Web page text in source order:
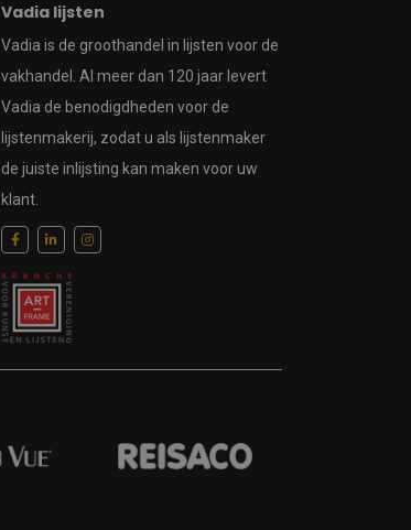
Vadia lijsten
Vadia is de groothandel in lijsten voor de
vakhandel. Al meer dan 120 jaar levert
Vadia de benodigdheden voor de
lijstenmakerij, zodat u als lijstenmaker
de juiste inlijsting kan maken voor uw
klant.